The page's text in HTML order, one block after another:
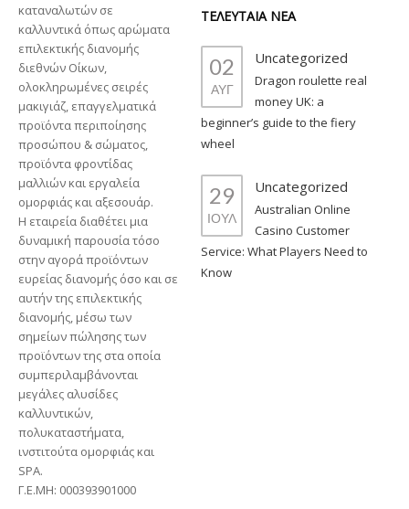
καταναλωτών σε
καλλυντικά όπως αρώματα
επιλεκτικής διανομής
διεθνών Οίκων,
ολοκληρωμένες σειρές
μακιγιάζ, επαγγελματικά
προϊόντα περιποίησης
προσώπου & σώματος,
προϊόντα φροντίδας
μαλλιών και εργαλεία
ομορφιάς και αξεσουάρ.
Η εταιρεία διαθέτει μια
δυναμική παρουσία τόσο
στην αγορά προϊόντων
ευρείας διανομής όσο και σε
αυτήν της επιλεκτικής
διανομής, μέσω των
σημείων πώλησης των
προϊόντων της στα οποία
συμπεριλαμβάνονται
μεγάλες αλυσίδες
καλλυντικών,
πολυκαταστήματα,
ινστιτούτα ομορφιάς και
SPA.
Γ.Ε.ΜΗ: 000393901000
ΤΕΛΕΥΤΑΙΑ ΝΕΑ
02
ΑΥΓ
Uncategorized
Dragon roulette real
money UK: a
beginner’s guide to the fiery
wheel
29
ΙΟΥΛ
Uncategorized
Australian Online
Casino Customer
Service: What Players Need to
Know